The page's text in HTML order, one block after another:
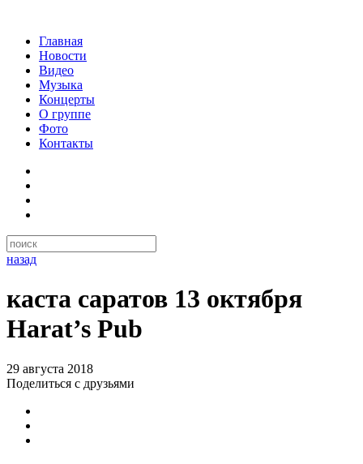
Главная
Новости
Видео
Музыка
Концерты
О группе
Фото
Контакты
назад
каста саратов 13 октября
Harat’s Pub
29 августа 2018
Поделиться с друзьями